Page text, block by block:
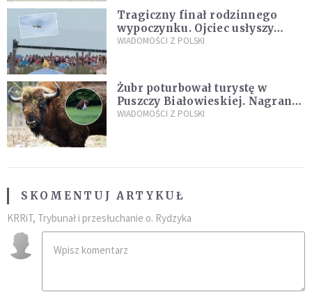
Tragiczny finał rodzinnego
wypoczynku. Ojciec usłyszy
zarzuty
WIADOMOŚCI Z POLSKI
Żubr poturbował turystę w
Puszczy Białowieskiej. Nagranie
daje do myślenia
WIADOMOŚCI Z POLSKI
SKOMENTUJ ARTYKUŁ
KRRiT, Trybunał i przesłuchanie o. Rydzyka